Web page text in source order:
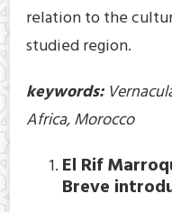
relation to the
studied region.
keywords:
Africa, Morocco
El Rif
Breve